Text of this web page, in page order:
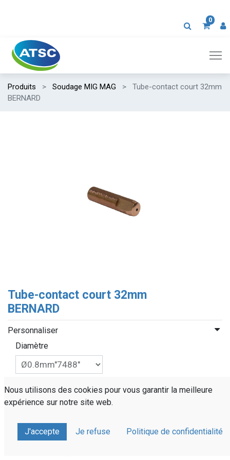
0
Produits Soudage MIG MAG
Tube-contact court 32mm
BERNARD
Tube-contact court 32mm
BERNARD
Personnaliser
Diamètre
Référence : TCBERNAR32-Ø0.8
Partager sur :
Nous utilisons des cookies pour vous garantir la meilleure
expérience sur notre site web.
J'accepte Je refuse Politique de confidentialité